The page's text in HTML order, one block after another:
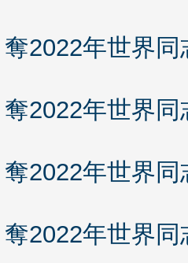
2022年世界
2022年世界
2022年世界
2022年世界